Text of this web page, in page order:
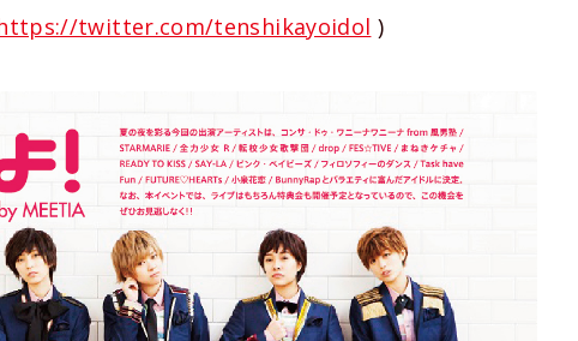
twitter.com/tenshikayoidol )